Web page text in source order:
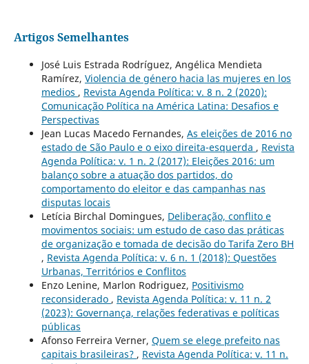
Artigos Semelhantes
José Luis Estrada Rodríguez, Angélica Mendieta
Ramírez, Violencia de género hacia las mujeres en los
medios , Revista Agenda Política: v. 8 n. 2 (2020):
Comunicação Política na América Latina: Desafios e
Perspectivas
Jean Lucas Macedo Fernandes, As eleições de 2016 no
estado de São Paulo e o eixo direita-esquerda , Revista
Agenda Política: v. 1 n. 2 (2017): Eleições 2016: um
balanço sobre a atuação dos partidos, do
comportamento do eleitor e das campanhas nas
disputas locais
Letícia Birchal Domingues, Deliberação, conflito e
movimentos sociais: um estudo de caso das práticas
de organização e tomada de decisão do Tarifa Zero BH
, Revista Agenda Política: v. 6 n. 1 (2018): Questões
Urbanas, Territórios e Conflitos
Enzo Lenine, Marlon Rodriguez, Positivismo
reconsiderado , Revista Agenda Política: v. 11 n. 2
(2023): Governança, relações federativas e políticas
públicas
Afonso Ferreira Verner, Quem se elege prefeito nas
capitais brasileiras? , Revista Agenda Política: v. 11 n.